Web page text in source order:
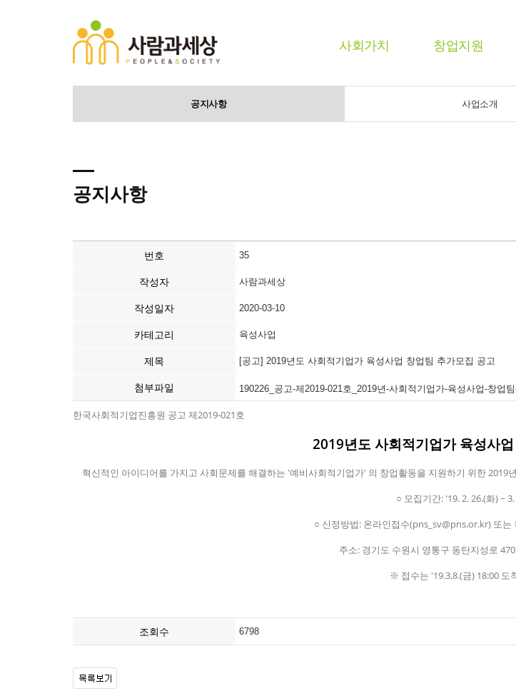
사회가치 창업지원
공지사항 사업소개
공지사항
번호 35
작성자 사람과세상
작성일자 2020-03-10
카테고리 육성사업
제목 [공고] 2019년도 사회적기업가 육성사업 창업팀 추가모집 공고
첨부파일 190226_공고-제2019-021호_2019년-사회적기업가-육성사업-창업
한국사회적기업진흥원 공고 제2019-021호
2019년도 사회적기업가 육성사
혁신적인 아이디어를 가지고 사회문제를 해결하는 '예비사회적기업가' 의 창업활동을 지원하기 위한
○ 모집기간: '19. 2. 26.(화) ~
○ 신정방법: 온라인접수(pns_sv@pns.or.kr) 또는
주소: 경기도 수원시 영통구 동탄지성로
※ 접수는 '19.3.8.(금) 18:00 도
조회수 6798